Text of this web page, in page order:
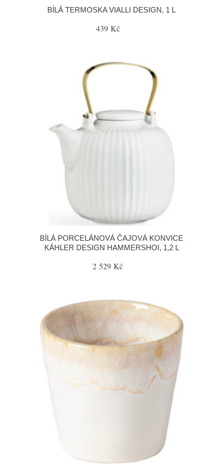
BÍLÁ TERMOSKA VIALLI DESIGN, 1 L
439 Kč
BÍLÁ PORCELÁNOVÁ ČAJOVÁ KONVICE
KÄHLER DESIGN HAMMERSHOI, 1,2 L
2 529 Kč